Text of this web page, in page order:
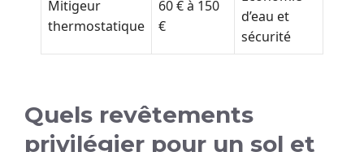
Mitigeur
thermostatique
60 € à 150
€
d’eau et
sécurité
Quels revêtements
privilégier pour un sol et